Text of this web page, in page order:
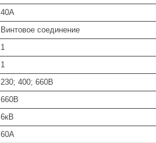
40А
Винтовое соединение
1
1
230; 400; 660В
660В
6кВ
60А